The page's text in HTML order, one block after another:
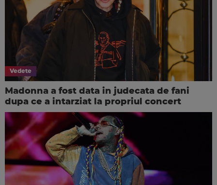
Vedete
Madonna a fost data in judecata de fani
dupa ce a intarziat la propriul concert